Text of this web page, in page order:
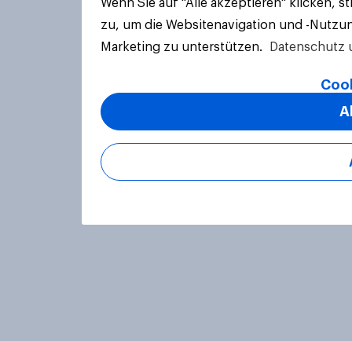
Wenn Sie auf "Alle akzeptieren" klicken,
zu, um die Websitenavigation und -
Marketing zu unterstützen.
Datenschutz